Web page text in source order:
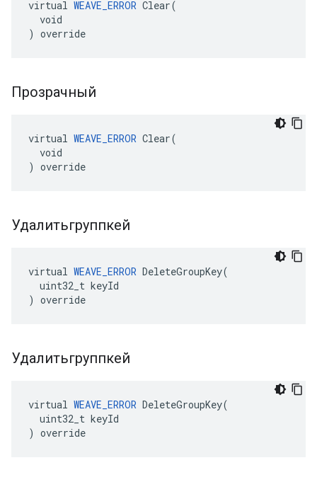
virtual WEAVE_ERROR Clear(
  void
) override
Прозрачный
virtual WEAVE_ERROR Clear(
  void
) override
Удалитьгруппкей
virtual WEAVE_ERROR DeleteGroupKey(
  uint32_t keyId
) override
Удалитьгруппкей
virtual WEAVE_ERROR DeleteGroupKey(
  uint32_t keyId
) override